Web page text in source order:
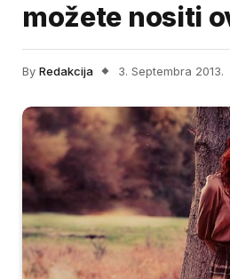
možete nositi
By Redakcija 3. Septembra 2013.